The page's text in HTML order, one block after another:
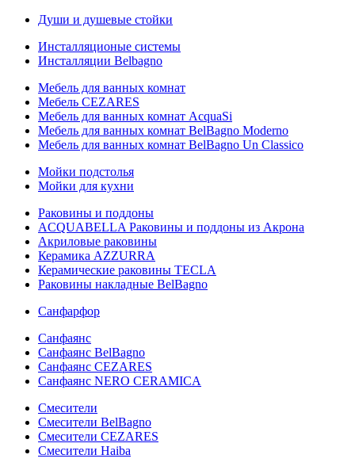
Души и душевые стойки
Инсталляционые системы
Инсталляции Belbagno
Мебель для ванных комнат
Мебель CEZARES
Мебель для ванных комнат AcquaSi
Мебель для ванных комнат BelBagno Moderno
Мебель для ванных комнат BelBagno Un Classico
Мойки подстолья
Мойки для кухни
Раковины и поддоны
ACQUABELLA Раковины и поддоны из Акрона
Акриловые раковины
Керамика AZZURRA
Керамические раковины TECLA
Раковины накладные BelBagno
Санфарфор
Санфаянс
Санфаянс BelBagno
Санфаянс CEZARES
Санфаянс NERO CERAMICA
Смесители
Смесители BelBagno
Смесители CEZARES
Смесители Haiba